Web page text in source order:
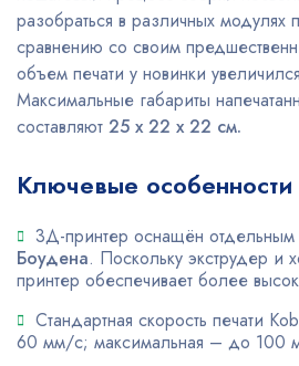
разобраться в различных модулях
сравнению со своим
объем печати у новинки
Максимальные габариты
составляют 25 х 22 х 22 см.
Ключевые особенности
3Д-принтер оснащён отдельным
Боудена. Поскольку экструдер и
принтер обеспечивает более
Стандартная скорость печати
60 мм/с; максимальная – до 100